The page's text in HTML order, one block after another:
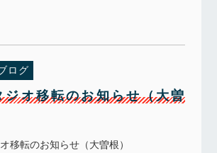
ログ
オ移転のお知らせ（大曽